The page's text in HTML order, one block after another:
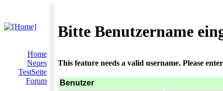
Bitte Benutzername
Home
Neues
TestSeite
Forum
This feature needs a valid username. Please
Benutzer